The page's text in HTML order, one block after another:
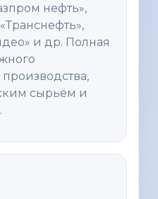
нефть»,
и др. Полная
производства,
сырьём и